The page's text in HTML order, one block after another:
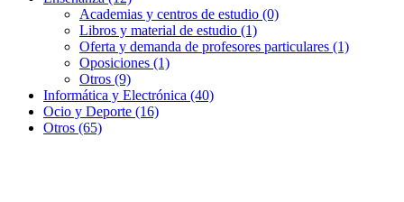
Academias y centros de estudio (0)
Libros y material de estudio (1)
Oferta y demanda de profesores particulares (1)
Oposiciones (1)
Otros (9)
Informática y Electrónica (40)
Ocio y Deporte (16)
Otros (65)